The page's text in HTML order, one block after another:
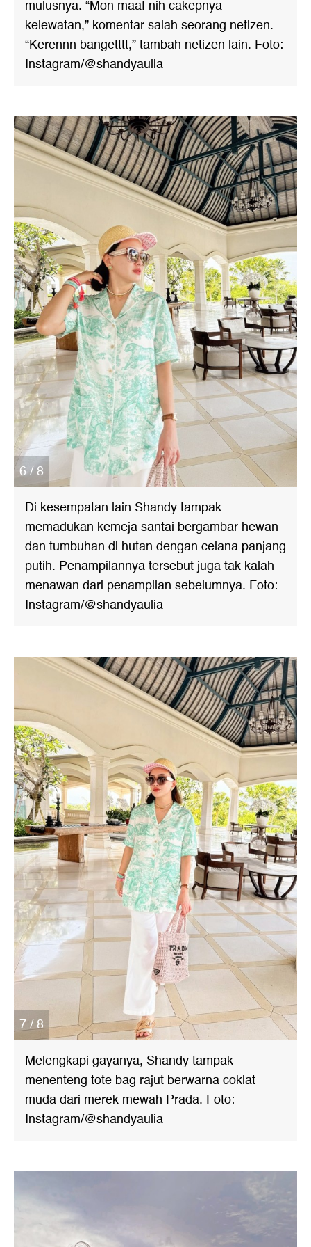
mulusnya. “Mon maaf nih cakepnya
kelewatan,” komentar salah seorang netizen.
“Kerennn bangetttt,” tambah netizen lain. Foto:
Instagram/@shandyaulia
6 / 8
Di kesempatan lain Shandy tampak
memadukan kemeja santai bergambar hewan
dan tumbuhan di hutan dengan celana panjang
putih. Penampilannya tersebut juga tak kalah
menawan dari penampilan sebelumnya. Foto:
Instagram/@shandyaulia
7 / 8
Melengkapi gayanya, Shandy tampak
menenteng tote bag rajut berwarna coklat
muda dari merek mewah Prada. Foto:
Instagram/@shandyaulia